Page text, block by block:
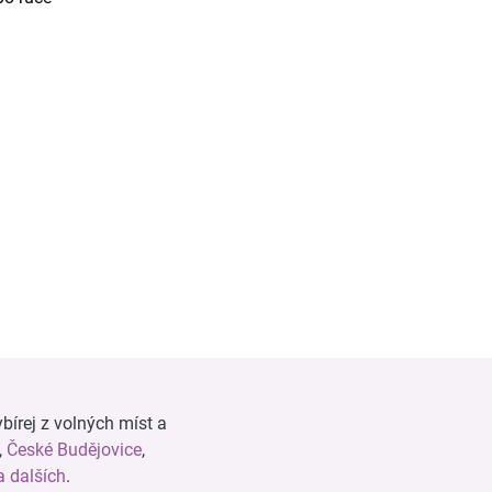
z volných míst a
, České Budějovice,
dalších.